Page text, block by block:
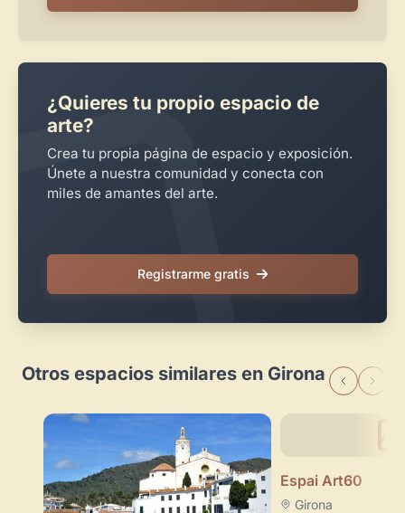
¿Quieres tu propio espacio de
arte?
Crea tu propia página de espacio y exposición.
Únete a nuestra comunidad y conecta con
miles de amantes del arte.
Registrarme gratis
Otros espacios similares en Girona
Espai Art60
Girona